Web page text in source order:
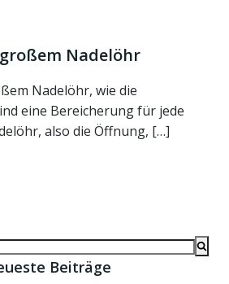
Nadelöhr
Nadelöhr, wie die
eine Bereicherung für jede
also die Öffnung, […]
Beiträge